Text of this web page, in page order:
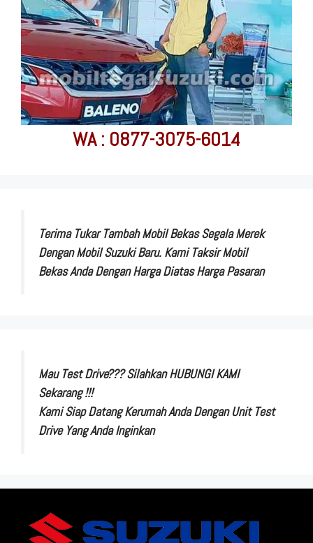
WA : 0877-3075-6014
Terima Tukar Tambah Mobil Bekas Segala Merek
Dengan Mobil Suzuki Baru. Kami Taksir Mobil
Bekas Anda Dengan Harga Diatas Harga Pasaran
Mau Test Drive??? Silahkan HUBUNGI KAMI
Sekarang !!!
Kami Siap Datang Kerumah Anda Dengan Unit Test
Drive Yang Anda Inginkan